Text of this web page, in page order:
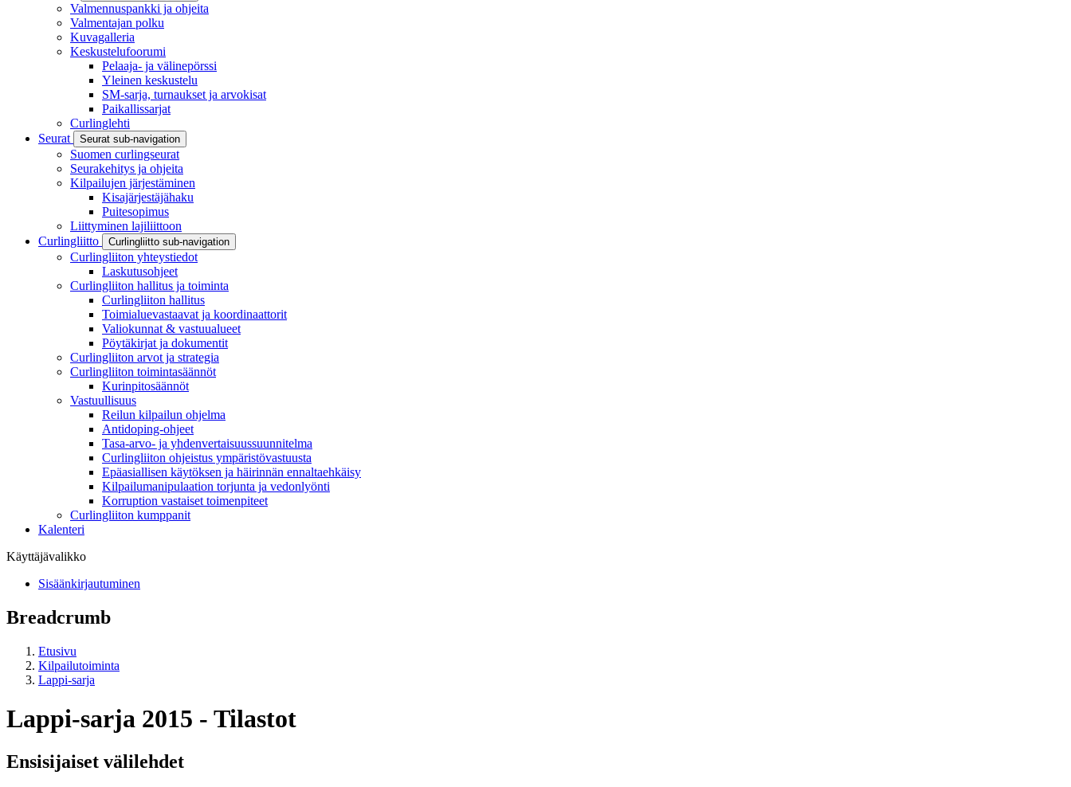
Valmennuspankki ja ohjeita
Valmentajan polku
Kuvagalleria
Keskustelufoorumi
Pelaaja- ja välinepörssi
Yleinen keskustelu
SM-sarja, turnaukset ja arvokisat
Paikallissarjat
Curlinglehti
Seurat
Seurat sub-navigation
Suomen curlingseurat
Seurakehitys ja ohjeita
Kilpailujen järjestäminen
Kisajärjestäjähaku
Puitesopimus
Liittyminen lajiliittoon
Curlingliitto
Curlingliitto sub-navigation
Curlingliiton yhteystiedot
Laskutusohjeet
Curlingliiton hallitus ja toiminta
Curlingliiton hallitus
Toimialuevastaavat ja koordinaattorit
Valiokunnat & vastuualueet
Pöytäkirjat ja dokumentit
Curlingliiton arvot ja strategia
Curlingliiton toimintasäännöt
Kurinpitosäännöt
Vastuullisuus
Reilun kilpailun ohjelma
Antidoping-ohjeet
Tasa-arvo- ja yhdenvertaisuussuunnitelma
Curlingliiton ohjeistus ympäristövastuusta
Epäasiallisen käytöksen ja häirinnän ennaltaehkäisy
Kilpailumanipulaation torjunta ja vedonlyönti
Korruption vastaiset toimenpiteet
Curlingliiton kumppanit
Kalenteri
Käyttäjävalikko
Sisäänkirjautuminen
Breadcrumb
Etusivu
Kilpailutoiminta
Lappi-sarja
Lappi-sarja 2015 - Tilastot
Ensisijaiset välilehdet